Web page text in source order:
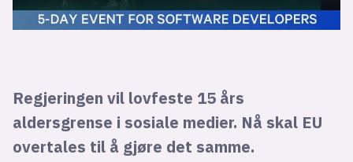
Regjeringen vil lovfeste 15 års
aldersgrense i sosiale medier. Nå skal EU
overtales til å gjøre det samme.